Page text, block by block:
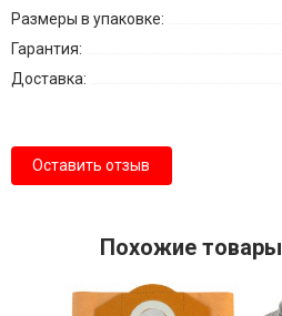
Размеры в упаковке:
Гарантия:
Доставка:
Оставить отзыв
Похожие товары